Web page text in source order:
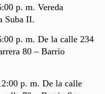
p. m. Vereda
Suba II.
p. m. De la calle 234
80 – Barrio
p. m. De la calle